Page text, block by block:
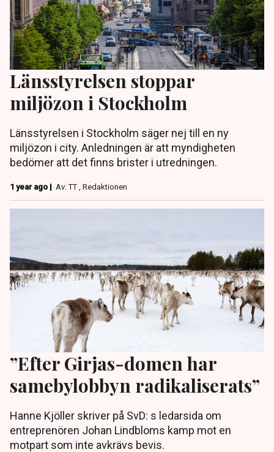
Länsstyrelsen stoppar
miljözon i Stockholm
Länsstyrelsen i Stockholm säger nej till en ny
miljözon i city. Anledningen är att myndigheten
bedömer att det finns brister i utredningen.
1 year ago | Av: TT , Redaktionen
”Efter Girjas-domen har
samebylobbyn radikaliserats”
Hanne Kjöller skriver på SvD: s ledarsida om
entreprenören Johan Lindbloms kamp mot en
motpart som inte avkrävs bevis.